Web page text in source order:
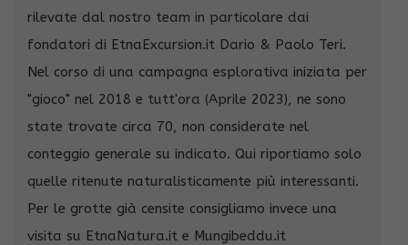
rilevate dal nostro team in particolare dai
fondatori di EtnaExcursion.it Dario & Paolo Teri.
Nel corso di una campagna esplorativa iniziata per
"gioco" nel 2018 e tutt'ora (Aprile 2023), ne sono
state trovate circa 70, non considerate nel
conteggio generale su indicato. Qui riportiamo solo
quelle ritenute naturalisticamente più interessanti.
Per le grotte già censite consigliamo invece una
visita su EtnaNatura.it e Mungibeddu.it